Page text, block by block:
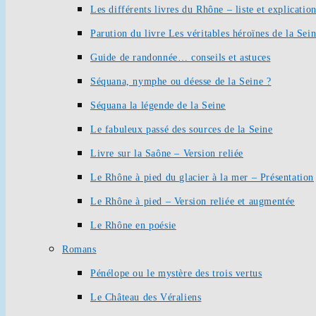
Les différents livres du Rhône – liste et
Parution du livre Les véritables héroïnes de la
Guide de randonnée… conseils et astuces
Séquana, nymphe ou déesse de la Seine ?
Séquana la légende de la Seine
Le fabuleux passé des sources de la Seine
Livre sur la Saône – Version reliée
Le Rhône à pied du glacier à la mer – Présentation
Le Rhône à pied – Version reliée et augmentée
Le Rhône en poésie
Romans
Pénélope ou le mystère des trois vertus
Le Château des Véraliens